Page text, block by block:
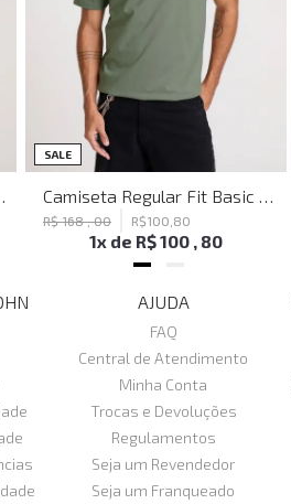
SALE
R$168,00 R$100 80
1x de R$100 , 80
AJUDA
FAQ
Central de Atendimento
Minha Conta
Trocas e Devoluções
Regulamentos
Seja um Revendedor
Seja um Franqueado